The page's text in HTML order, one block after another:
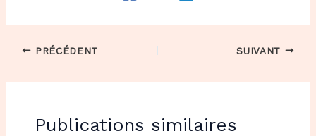
PRÉCÉDENT SUIVANT
Publications similaires